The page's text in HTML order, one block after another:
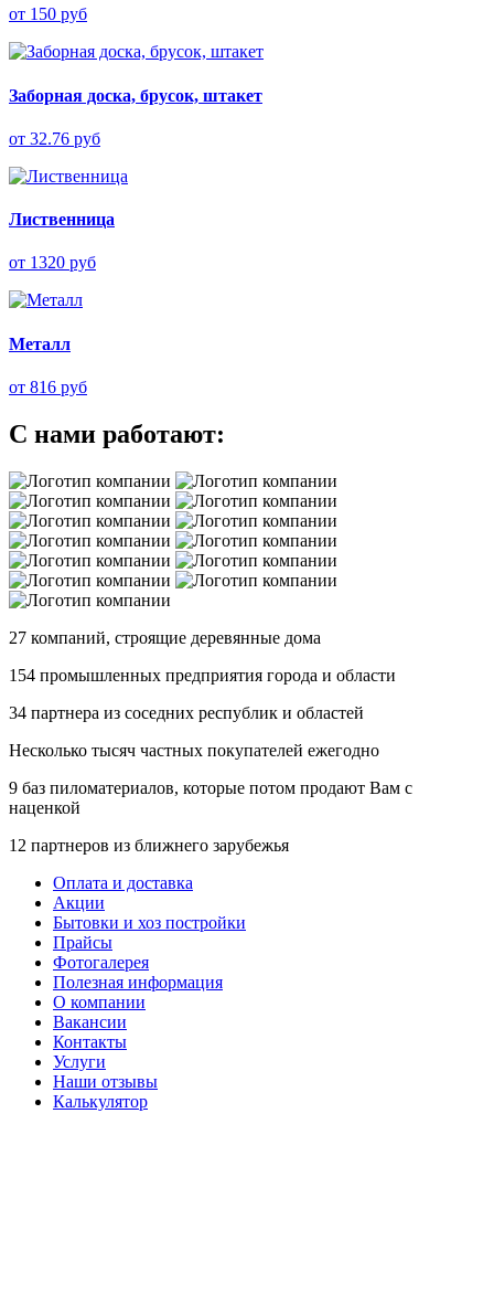
от 150 руб
Заборная доска, брусок, штакет
от 32.76 руб
Лиственница
от 1320 руб
Металл
от 816 руб
С нами работают:
27 компаний, строящие деревянные дома
154 промышленных предприятия города и области
34 партнера из соседних республик и областей
Несколько тысяч частных покупателей ежегодно
9 баз пиломатериалов, которые потом продают Вам с
наценкой
12 партнеров из ближнего зарубежья
Оплата и доставка
Акции
Бытовки и хоз постройки
Прайсы
Фотогалерея
Полезная информация
О компании
Вакансии
Контакты
Услуги
Наши отзывы
Калькулятор